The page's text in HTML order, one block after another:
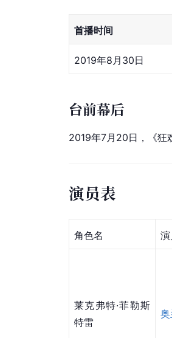
首播时间
2019年8月30日
台前幕后
2019年7月20日，《狂
演员表
角色名
莱克弗特·菲勒斯
特雷
奥